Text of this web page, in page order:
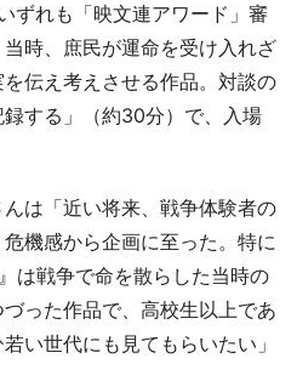
ずれも「映文連アワード」審
時、庶民が運命を受け入れざ
伝え考えさせる作品。対談の
する」（約30分）で、入場
は「近い将来、戦争体験者の
機感から企画に至った。特に
は戦争で命を散らした当時の
った作品で、高校生以上であ
い世代にも見てもらいたい」